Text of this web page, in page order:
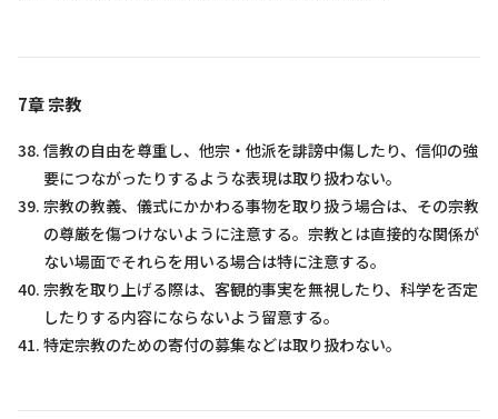
7章 宗教
信教の自由を尊重し、他宗・他派を誹謗中傷したり、信仰の強
要につながったりするような表現は取り扱わない。
宗教の教義、儀式にかかわる事物を取り扱う場合は、その宗教
の尊厳を傷つけないように注意する。宗教とは直接的な関係が
ない場面でそれらを用いる場合は特に注意する。
宗教を取り上げる際は、客観的事実を無視したり、科学を否定
したりする内容にならないよう留意する。
特定宗教のための寄付の募集などは取り扱わない。